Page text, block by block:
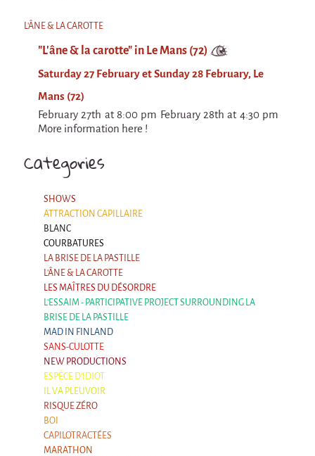
Marathon
C'est quand qu'on va où !?
Roue de la Mort (Wheel of Death)
Sur le Chemin de la Route
L'herbe tendre
La F.R.A.P.
the Wagon Vagabond
Château Descartes
Parasites
In Brittany
Territorial projects
On-site projects
Générations Cirque
La Première Fois - The First Time
Implantations au Relecq Kerhuon
Dédoublez-moi
Mobile projects
Categories
SHOWS
ATTRACTION CAPILLAIRE
BLANC
COURBATURES
LA BRISE DE LA PASTILLE
L'ÂNE & LA CAROTTE
LES MAÎTRES DU DÉSORDRE
L'ESSAIM - PARTICIPATIVE PROJECT SURROUNDING LA
BRISE DE LA PASTILLE
MAD IN FINLAND
SANS-CULOTTE
NEW PRODUCTIONS
ESPÈCE D'IDIOT
IL VA PLEUVOIR
RISQUE ZÉRO
BOI
CAPILOTRACTÉES
MARATHON
L'ÂNE & LA CAROTTE
"L'âne & la carotte" in Le Mans (72)
Saturday 27 February et Sunday 28 February, Le
Mans (72)
February 27th at 8:00 pm February 28th at 4:30 pm
More information here !